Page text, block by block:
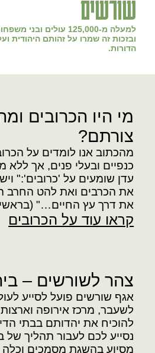
הארגון
פעילות
שורשים
למעלה מ-125,000 עולים
ובזכות זה שמרו על זהותם היהודית
הדורות.
מי היו הכרובים
צורתם?
מהכתוב אנו לומדים על
כנפיים ובעלי פנים, אך ללא
עדן שומעים על 'כרובים':"
את הכרבים ואת להט
את דרך עץ החיים…"
קראו עוד על הכרובים
צהר לשורשים –
אגף שורשים פועל לסייע
לשעבר, מרכז אירופה
להוכיח את יהדותם בבתי
נסייע לכם לעבור תהליך של
מסיוע בהשגת מסמכים וכלה